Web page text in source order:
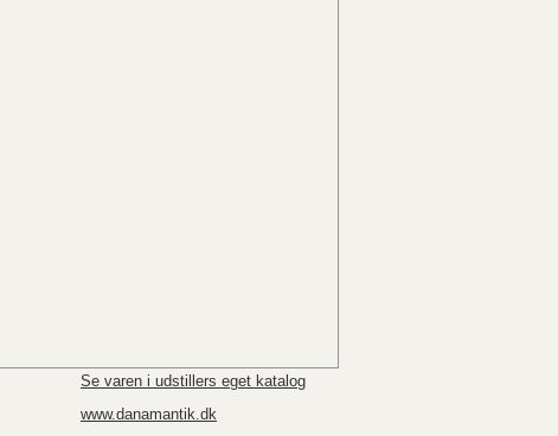
Se varen i udstillers eget katalog
www.danamantik.dk